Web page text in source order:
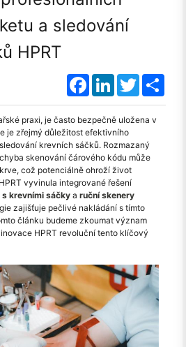
a sledování
HPRT
FacebookLinkedInTwitter
praxi, je často bezpečně uložena v
je zřejmý důležitost efektivního
krevních sáčků. Rozmazaný
skenování čárového kódu může
což potenciálně ohroží život
vyvinula integrované řešení
krevními sáčky a ruční skenery
zajišťuje pečlivé nakládání s tímto
článku budeme zkoumat význam
HPRT revoluční tento klíčový